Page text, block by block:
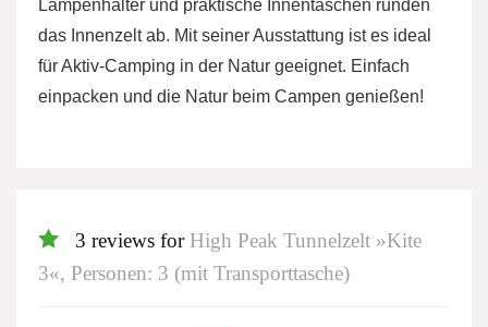
Lampenhalter und praktische Innentaschen runden
das Innenzelt ab. Mit seiner Ausstattung ist es ideal
für Aktiv-Camping in der Natur geeignet. Einfach
einpacken und die Natur beim Campen genießen!
3 reviews forHigh Peak Tunnelzelt »Kite
3«, Personen: 3 (mit Transporttasche)